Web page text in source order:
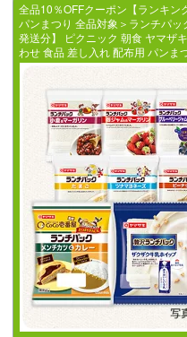
全品10％OFFクーポン【ランキン
パンまつり 全品対象＞ランチパッ
発送分】 ピクニック 朝食 ヤマザ
わせ 食品 差し入れ 配布用 パンま